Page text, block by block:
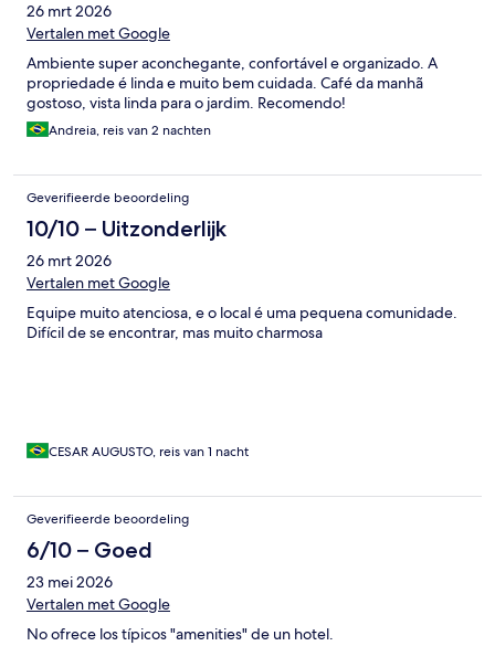
26 mrt 2026
Vertalen met Google
Ambiente super aconchegante, confortável e organizado. A
propriedade é linda e muito bem cuidada. Café da manhã
gostoso, vista linda para o jardim. Recomendo!
Andreia, reis van 2 nachten
Geverifieerde beoordeling
10/10 – Uitzonderlijk
26 mrt 2026
Vertalen met Google
Equipe muito atenciosa, e o local é uma pequena comunidade.
Difícil de se encontrar, mas muito charmosa
CESAR AUGUSTO, reis van 1 nacht
Geverifieerde beoordeling
6/10 – Goed
23 mei 2026
Vertalen met Google
No ofrece los típicos "amenities" de un hotel.